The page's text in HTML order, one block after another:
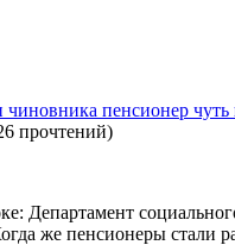
пенсионер
прочтений)
Департамент
же пенсионеры стали